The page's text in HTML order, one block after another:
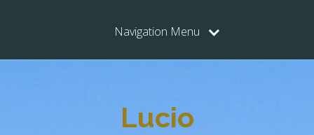
Navigation Menu
Lucio